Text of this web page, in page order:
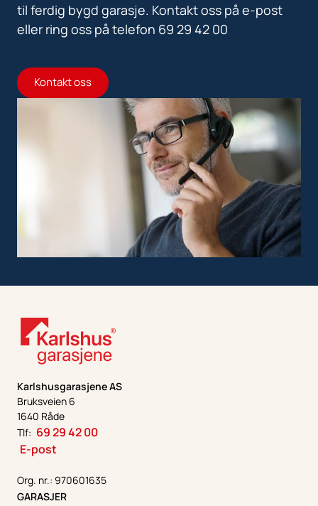
til ferdig bygd garasje. Kontakt oss på e-post
eller ring oss på telefon 69 29 42 00
Kontakt oss
Karlshusgarasjene AS
Bruksveien 6
1640 Råde
Tlf: 69 29 42 00
E-post
Org. nr.: 970601635
GARASJER